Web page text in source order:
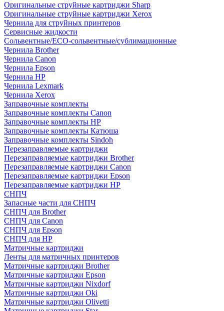
Оригинальные струйные картриджи Sharp
Оригинальные струйные картриджи Xerox
Чернила для струйных принтеров
Сервисные жидкости
Сольвентные/ECO-сольвентные/сублимационные
Чернила Brother
Чернила Canon
Чернила Epson
Чернила HP
Чернила Lexmark
Чернила Xerox
Заправочные комплекты
Заправочные комплекты Canon
Заправочные комплекты HP
Заправочные комплекты Катюша
Заправочные комплекты Sindoh
Перезаправляемые картриджи
Перезаправляемые картриджи Brother
Перезаправляемые картриджи Canon
Перезаправляемые картриджи Epson
Перезаправляемые картриджи HP
СНПЧ
Запасные части для СНПЧ
СНПЧ для Brother
СНПЧ для Canon
СНПЧ для Epson
СНПЧ для HP
Матричные картриджи
Ленты для матричных принтеров
Матричные картриджи Brother
Матричные картриджи Epson
Матричные картриджи Nixdorf
Матричные картриджи Oki
Матричные картриджи Olivetti